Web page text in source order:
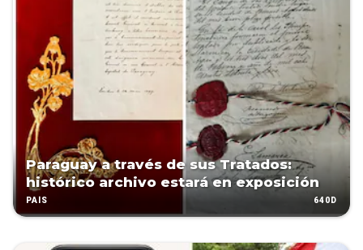
Paraguay a través de sus Tratados:
histórico archivo estará en exposición
PAÍS 640D